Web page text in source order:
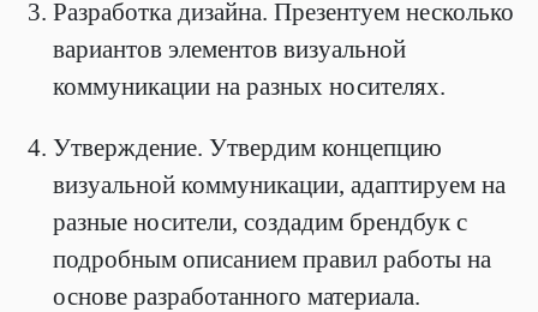
Разработка дизайна. Презентуем несколько
вариантов элементов визуальной
коммуникации на разных носителях.
Утверждение. Утвердим концепцию
визуальной коммуникации, адаптируем на
разные носители, создадим брендбук с
подробным описанием правил работы на
основе разработанного материала.